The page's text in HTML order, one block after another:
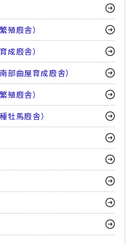
殖廏舎）
成廏舎）
部曲屋育成廏舎）
殖廏舎）
牡馬廏舎）